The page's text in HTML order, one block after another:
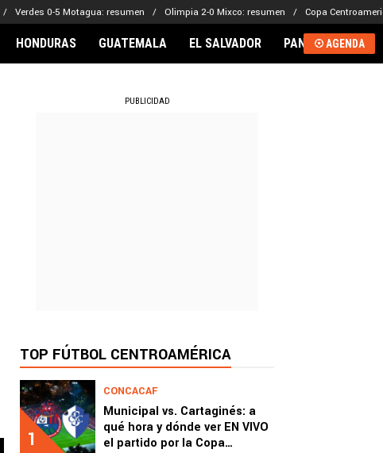
Verdes 0-5 Motagua: resumen Olimpia 2-0 Mixco: resumen Copa
HONDURAS GUATEMALA EL SALVADOR PANAMÁAGENDA
PUBLICIDAD
TOP FÚTBOL CENTROAMÉRICA
1
CONCACAF
Municipal vs. Cartaginés: a
qué hora y dónde ver EN VIVO
el partido por la Copa